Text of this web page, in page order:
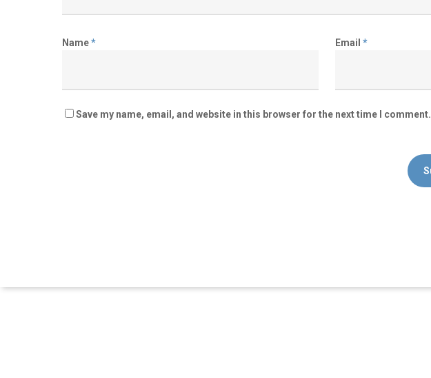
Name* Email *
Save my name, email, and website in this browser for the next time I comment.